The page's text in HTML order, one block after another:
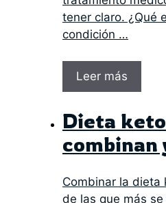
tener claro. ¿Qué
condición …
Leer más
Dieta
combinan
Combinar la dieta
de las que más